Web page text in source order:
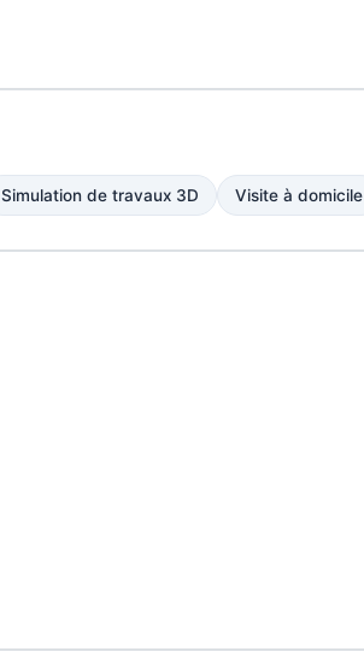
Simulation de travaux 3D Visite à domicile